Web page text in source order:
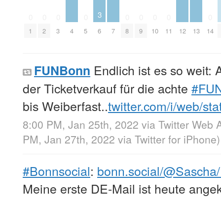
1 2 3 4 5
3
6 7 8 9 10 11 12 13 14
FUNBonn Endlich ist es so weit:
der Ticketverkauf für die achte
bis Weiberfast..twitter.com/i/web/
8:00 PM, Jan 25th, 2022 via Twitter Web
PM, Jan 27th, 2022 via Twitter for iPhone)
#Bonnsocial: bonn.social/
Meine erste DE-Mail ist heute